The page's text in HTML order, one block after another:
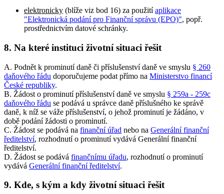
elektronicky (blíže viz bod 16) za použitíaplikace
"Elektronická podání pro Finanční správu (EPO)", popř.
prostřednictvím datové schránky.
8. Na které instituci životní situaci řešit
A. Podnět k prominutí daně či příslušenství daně ve smyslu § 260
daňového řádu doporučujeme podat přímo na Ministerstvo financí
České republiky.
B. Žádost o prominutí příslušenství daně ve smyslu § 259a - 259c
daňového řádu se podává u správce daně příslušného ke správě
daně, k níž se váže příslušenství, o jehož prominutí je žádáno, v
době podání žádosti o prominutí.
C. Žádost se podává na finanční úřad nebo na Generální finanční
ředitelství, rozhodnutí o prominutí vydává Generální finanční
ředitelství.
D. Žádost se podává finančnímu úřadu, rozhodnutí o prominutí
vydává Generální finanční ředitelství.
9. Kde, s kým a kdy životní situaci řešit